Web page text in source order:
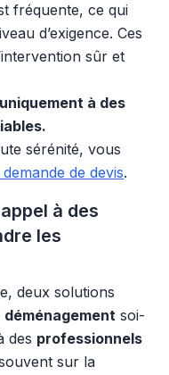
fréquente, ce qui
d’exigence. Ces
sûr et
à des
sérénité, vous
de devis.
à des
les
deux solutions
déménagement soi-
des professionnels
sur la